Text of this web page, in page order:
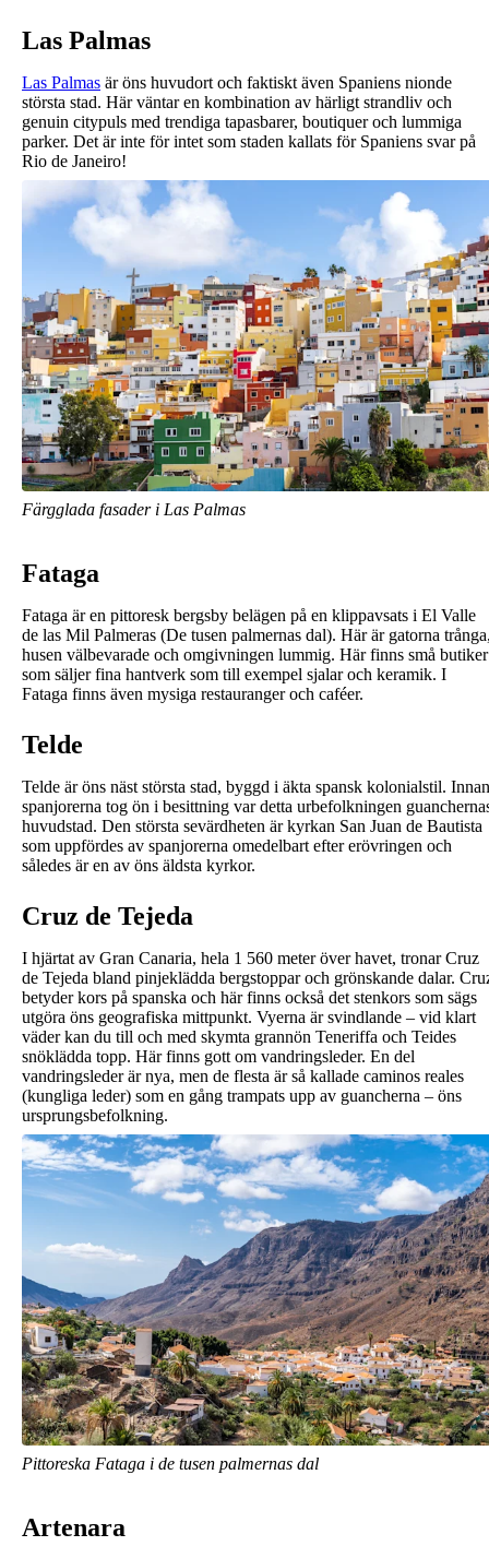
Las Palmas
Las Palmas är öns huvudort och faktiskt även Spaniens nionde
största stad. Här väntar en kombination av härligt strandliv och
genuin citypuls med trendiga tapasbarer, boutiquer och lummiga
parker. Det är inte för intet som staden kallats för Spaniens svar på
Rio de Janeiro!
Färgglada fasader i Las Palmas
Fataga
Fataga är en pittoresk bergsby belägen på en klippavsats i El Valle
de las Mil Palmeras (De tusen palmernas dal). Här är gatorna
husen välbevarade och omgivningen lummig. Här finns små butiker
som säljer fina hantverk som till exempel sjalar och keramik. I
Fataga finns även mysiga restauranger och caféer.
Telde
Telde är öns näst största stad, byggd i äkta spansk kolonialstil. Innan
spanjorerna tog ön i besittning var detta urbefolkningen
huvudstad. Den största sevärdheten är kyrkan San Juan de Bautista
som uppfördes av spanjorerna omedelbart efter erövringen och
således är en av öns äldsta kyrkor.
Cruz de Tejeda
I hjärtat av Gran Canaria, hela 1 560 meter över havet, tronar Cruz
de Tejeda bland pinjeklädda bergstoppar och grönskande dalar.
betyder kors på spanska och här finns också det stenkors som sägs
utgöra öns geografiska mittpunkt. Vyerna är svindlande – vid klart
väder kan du till och med skymta grannön Teneriffa och Teides
snöklädda topp. Här finns gott om vandringsleder. En del
vandringsleder är nya, men de flesta är så kallade caminos reales
(kungliga leder) som en gång trampats upp av guancherna – öns
ursprungsbefolkning.
Pittoreska Fataga i de tusen palmernas dal
Artenara